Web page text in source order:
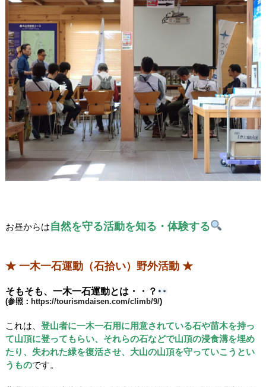
お昼からは自然を守る活動を知る・体験する
★ 一木一石運動（石拾い）野外活動 ★
そもそも、一木一石運動とは・・？
(参照： https://tourismdaisen.com/climb/9/)
これは、 登山者に一木一石用に用意されている石や苗木を持っ
て山頂に登ってもらい、それらの石などで山頂の浸食溝を埋め
たり、失われた緑を復活させ、大山の山頂を守っていこうとい
うものです。